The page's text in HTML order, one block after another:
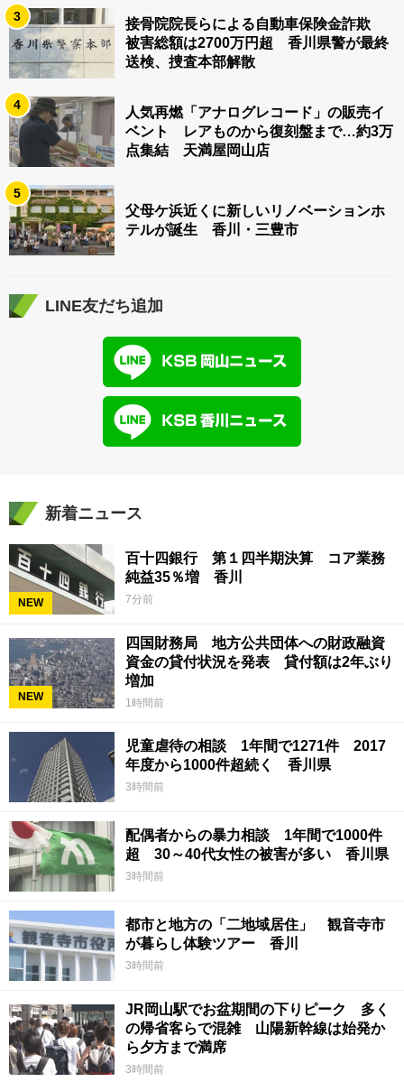
3
接骨院院長らによる自動車保険金詐欺
被害総額は2700万円超 香川県警が最終
送検、捜査本部解散
4
人気再燃「アナログレコード」の販売イ
ベント レアものから復刻盤まで…約3万
点集結 天満屋岡山店
5
父母ケ浜近くに新しいリノベーションホ
テルが誕生 香川・三豊市
LINE友だち追加
新着ニュース
NEW
百十四銀行 第１四半期決算 コア業務
純益35％増 香川
7分前
NEW
四国財務局 地方公共団体への財政融資
資金の貸付状況を発表 貸付額は2年ぶり
増加
1時間前
児童虐待の相談 1年間で1271件 2017
年度から1000件超続く 香川県
3時間前
配偶者からの暴力相談 1年間で1000件
超 30～40代女性の被害が多い 香川県
3時間前
都市と地方の「二地域居住」 観音寺市
が暮らし体験ツアー 香川
3時間前
JR岡山駅でお盆期間の下りピーク 多く
の帰省客らで混雑 山陽新幹線は始発か
ら夕方まで満席
3時間前